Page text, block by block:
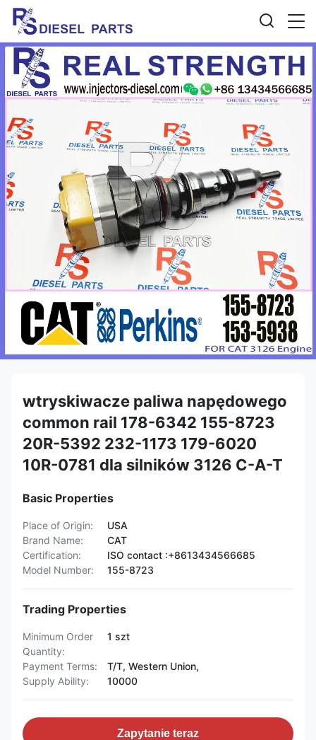
wtryskiwacze paliwa napędowego
common rail 178-6342 155-8723
20R-5392 232-1173 179-6020
10R-0781 dla silników 3126 C-A-T
Basic Properties
Place of Origin:
USA
Brand Name:
CAT
Certification:
ISO contact :+8613434566685
Model Number:
155-8723
Trading Properties
Minimum Order
Quantity:
1 szt
Payment Terms:
T/T, Western Union,
Supply Ability:
10000
Zapytanie teraz